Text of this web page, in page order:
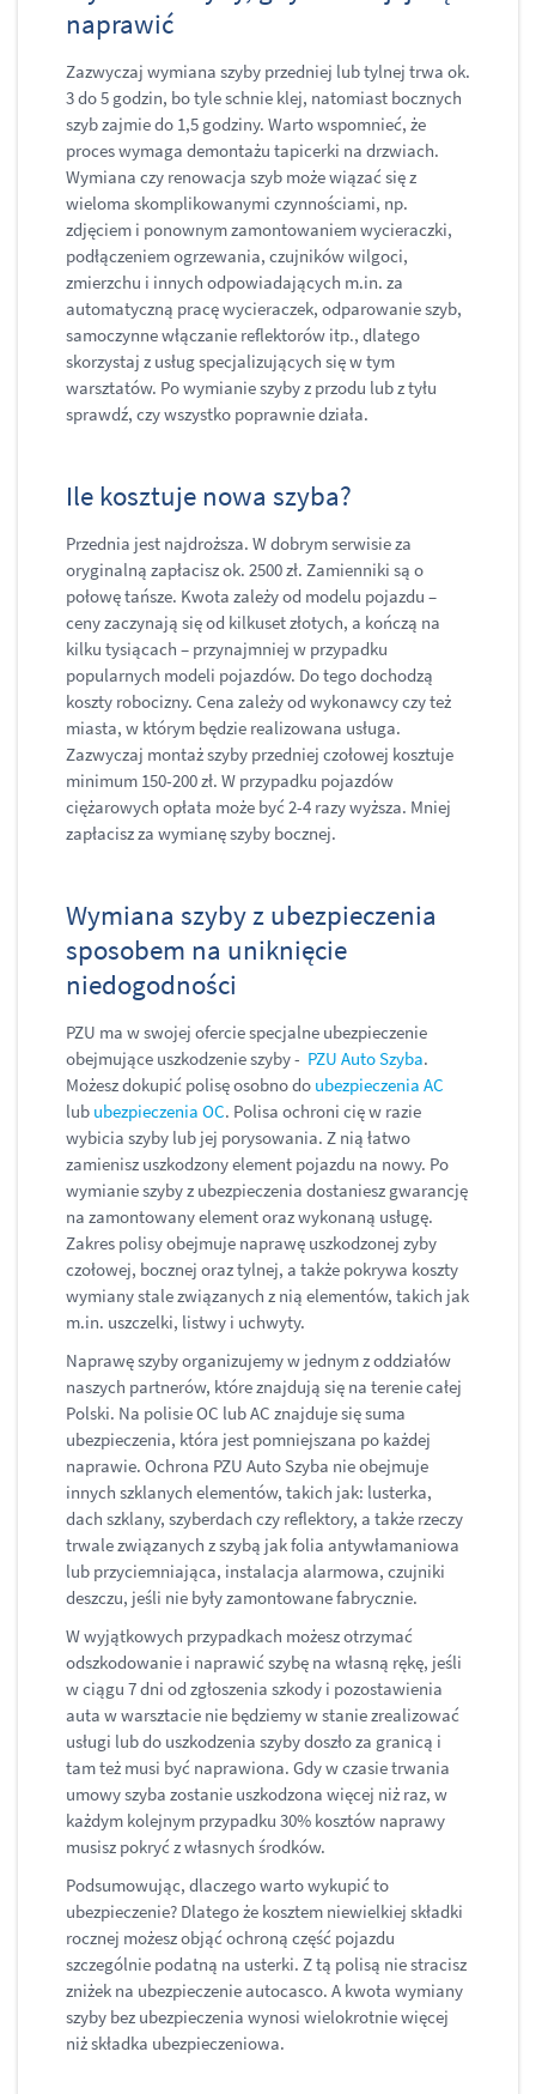
naprawić
Zazwyczaj wymiana szyby przedniej lub tylnej trwa ok.
3 do 5 godzin, bo tyle schnie klej, natomiast bocznych
szyb zajmie do 1,5 godziny. Warto wspomnieć, że
proces wymaga demontażu tapicerki na drzwiach.
Wymiana czy renowacja szyb może wiązać się z
wieloma skomplikowanymi czynnościami, np.
zdjęciem i ponownym zamontowaniem wycieraczki,
podłączeniem ogrzewania, czujników wilgoci,
zmierzchu i innych odpowiadających m.in. za
automatyczną pracę wycieraczek, odparowanie szyb,
samoczynne włączanie reflektorów itp., dlatego
skorzystaj z usług specjalizujących się w tym
warsztatów. Po wymianie szyby z przodu lub z tyłu
sprawdź, czy wszystko poprawnie działa.
Ile kosztuje nowa szyba?
Przednia jest najdroższa. W dobrym serwisie za
oryginalną zapłacisz ok. 2500 zł. Zamienniki są o
połowę tańsze. Kwota zależy od modelu pojazdu –
ceny zaczynają się od kilkuset złotych, a kończą na
kilku tysiącach – przynajmniej w przypadku
popularnych modeli pojazdów. Do tego dochodzą
koszty robocizny. Cena zależy od wykonawcy czy też
miasta, w którym będzie realizowana usługa.
Zazwyczaj montaż szyby przedniej czołowej kosztuje
minimum 150-200 zł. W przypadku pojazdów
ciężarowych opłata może być 2-4 razy wyższa. Mniej
zapłacisz za wymianę szyby bocznej.
Wymiana szyby z ubezpieczenia
sposobem na uniknięcie
niedogodności
PZU ma w swojej ofercie specjalne ubezpieczenie
obejmujące uszkodzenie szyby - PZU Auto Szyba.
Możesz dokupić polisę osobno do ubezpieczenia AC
lub ubezpieczenia OC. Polisa ochroni cię w razie
wybicia szyby lub jej porysowania. Z nią łatwo
zamienisz uszkodzony element pojazdu na nowy. Po
wymianie szyby z ubezpieczenia dostaniesz gwarancję
na zamontowany element oraz wykonaną usługę.
Zakres polisy obejmuje naprawę uszkodzonej zyby
czołowej, bocznej oraz tylnej, a także pokrywa koszty
wymiany stale związanych z nią elementów, takich jak
m.in. uszczelki, listwy i uchwyty.
Naprawę szyby organizujemy w jednym z oddziałów
naszych partnerów, które znajdują się na terenie całej
Polski. Na polisie OC lub AC znajduje się suma
ubezpieczenia, która jest pomniejszana po każdej
naprawie. Ochrona PZU Auto Szyba nie obejmuje
innych szklanych elementów, takich jak: lusterka,
dach szklany, szyberdach czy reflektory, a także rzeczy
trwale związanych z szybą jak folia antywłamaniowa
lub przyciemniająca, instalacja alarmowa, czujniki
deszczu, jeśli nie były zamontowane fabrycznie.
W wyjątkowych przypadkach możesz otrzymać
odszkodowanie i naprawić szybę na własną rękę, jeśli
w ciągu 7 dni od zgłoszenia szkody i pozostawienia
auta w warsztacie nie będziemy w stanie zrealizować
usługi lub do uszkodzenia szyby doszło za granicą i
tam też musi być naprawiona. Gdy w czasie trwania
umowy szyba zostanie uszkodzona więcej niż raz, w
każdym kolejnym przypadku 30% kosztów naprawy
musisz pokryć z własnych środków.
Podsumowując, dlaczego warto wykupić to
ubezpieczenie? Dlatego że kosztem niewielkiej składki
rocznej możesz objąć ochroną część pojazdu
szczególnie podatną na usterki. Z tą polisą nie stracisz
zniżek na ubezpieczenie autocasco. A kwota wymiany
szyby bez ubezpieczenia wynosi wielokrotnie więcej
niż składka ubezpieczeniowa.